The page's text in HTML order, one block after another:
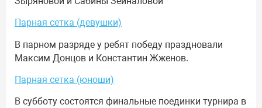
Парная сетка (девушки)
В парном разряде у ребят победу праздновали
Максим Донцов и Константин Жженов.
Парная сетка (юноши)
В субботу состоятся финальные поединки турнира в